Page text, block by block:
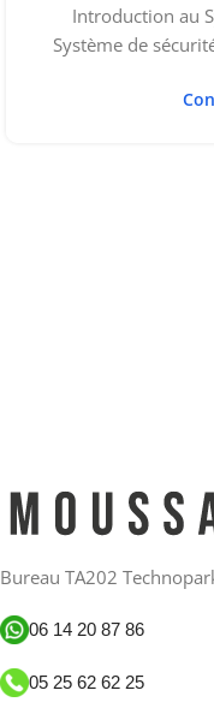
Introduction au
Système de
Bureau TA202
06 14 20 87 86
05 25 62 62 25